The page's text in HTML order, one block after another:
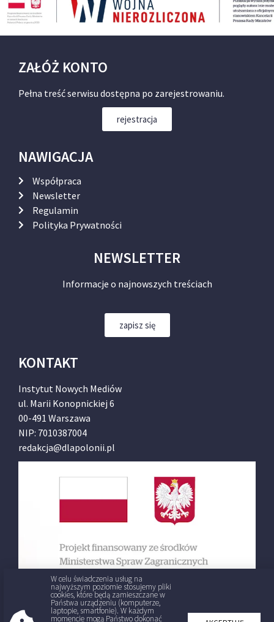
ZAŁÓŻ KONTO
Pełna treść serwisu dostępna po zarejestrowaniu.
rejestracja
NAWIGACJA
Współpraca
Newsletter
Regulamin
Polityka Prywatności
NEWSLETTER
Informacje o najnowszych treściach
zapisz się
KONTAKT
Instytut Nowych Mediów
ul. Marii Konopnickiej 6
00-491 Warszawa
NIP: 7010387004
redakcja@dlapolonii.pl
W celu świadczenia usług na
najwyższym poziomie stosujemy pliki
cookies, które będą zamieszczane w
Państwa urządzeniu (komputerze,
laptopie, smartfonie). W każdym
momencie mogą Państwo dokonać